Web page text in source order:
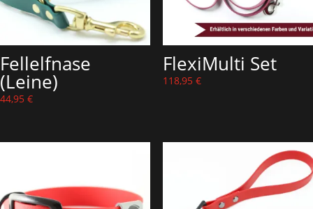
Fellelfnase
(Leine)
44,95 €
FlexiMulti Set
118,95 €